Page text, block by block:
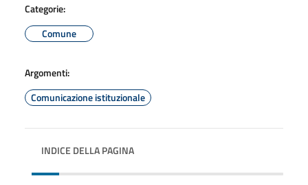
Categorie:
Comune
Argomenti:
Comunicazione istituzionale
INDICE DELLA PAGINA